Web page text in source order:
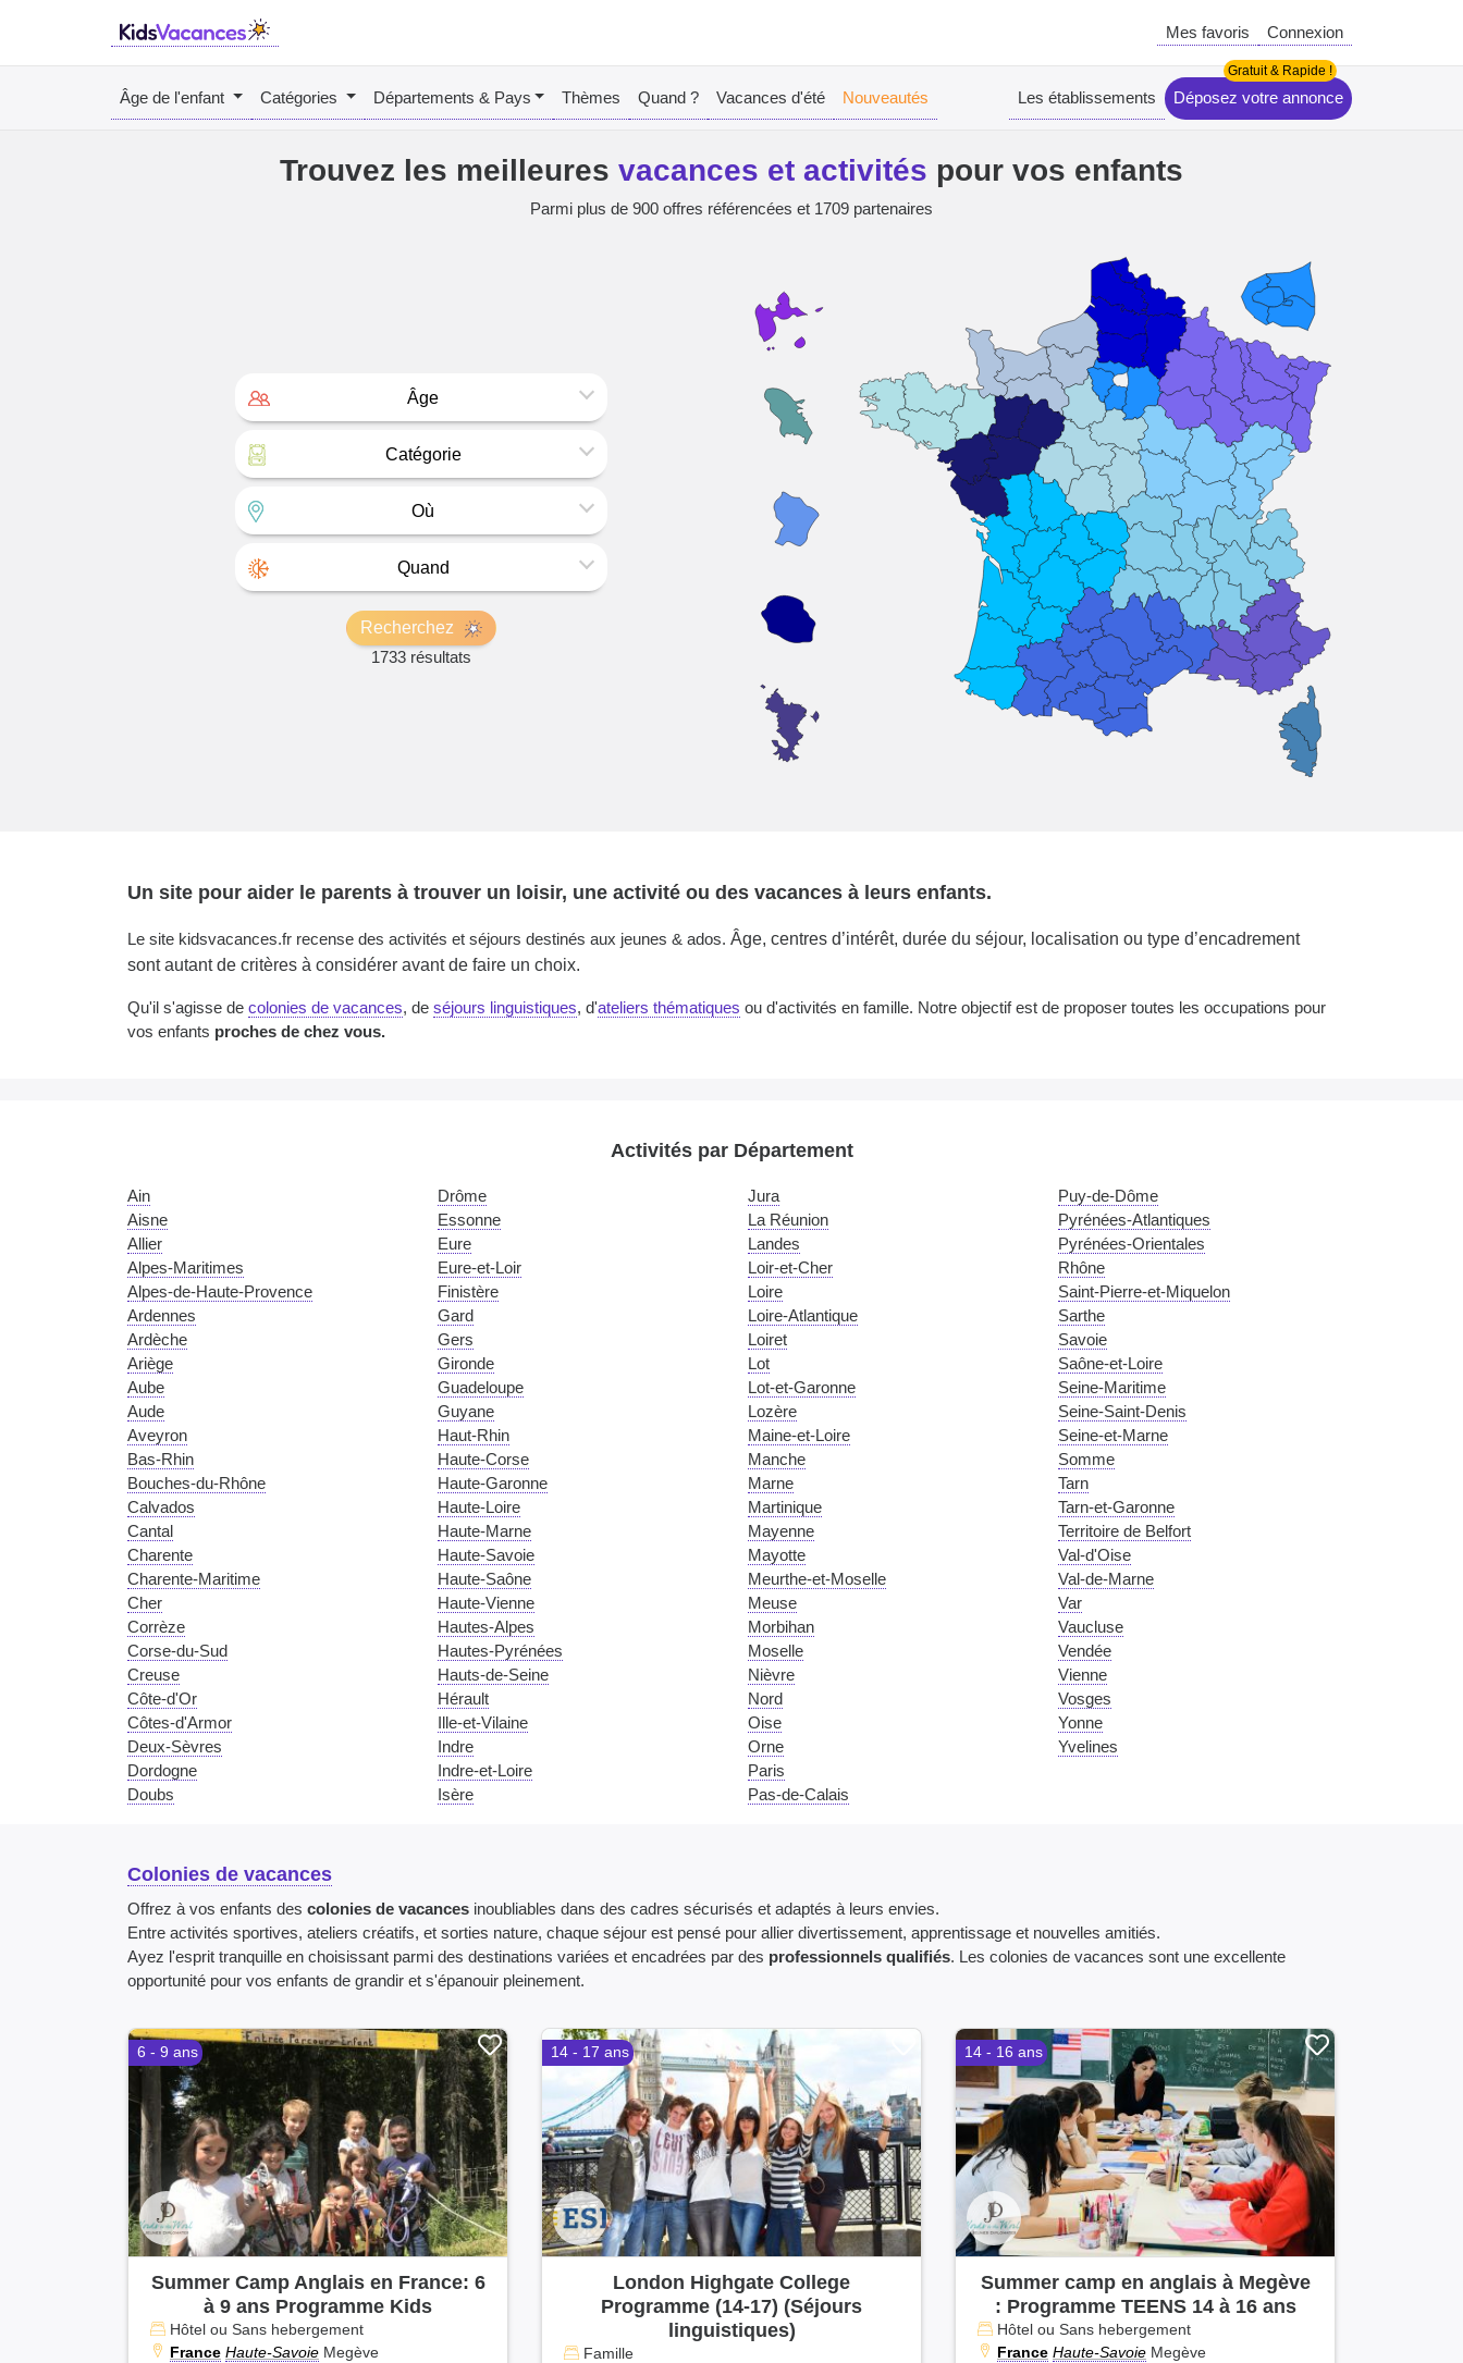
Mes favoris Connexion
Âge de l'enfant Catégories Départements & Pays Thèmes Quand ? Vacances d'été Nouveautés Les établissements Déposez votre annonce
Trouvez les meilleures vacances et activités pour vos enfants
Parmi plus de 900 offres référencées et 1709 partenaires
Âge
Catégorie
Où
Quand
Recherchez
1733 résultats
Un site pour aider le parents à trouver un loisir, une activité ou des vacances à leurs enfants.
Le site kidsvacances.fr recense des activités et séjours destinés aux jeunes & ados. Âge, centres d’intérêt, durée du séjour, localisation ou type d’encadrement
sont autant de critères à considérer avant de faire un choix.
Qu'il s'agisse de colonies de vacances, de séjours linguistiques, d'ateliers thématiques ou d'activités en famille. Notre objectif est de proposer toutes les occupations pour
vos enfants proches de chez vous.
Activités par Département
Ain
Aisne
Allier
Alpes-Maritimes
Alpes-de-Haute-Provence
Ardennes
Ardèche
Ariège
Aube
Aude
Aveyron
Bas-Rhin
Bouches-du-Rhône
Calvados
Cantal
Charente
Charente-Maritime
Cher
Corrèze
Corse-du-Sud
Creuse
Côte-d'Or
Côtes-d'Armor
Deux-Sèvres
Dordogne
Doubs
Drôme
Essonne
Eure
Eure-et-Loir
Finistère
Gard
Gers
Gironde
Guadeloupe
Guyane
Haut-Rhin
Haute-Corse
Haute-Garonne
Haute-Loire
Haute-Marne
Haute-Savoie
Haute-Saône
Haute-Vienne
Hautes-Alpes
Hautes-Pyrénées
Hauts-de-Seine
Hérault
Ille-et-Vilaine
Indre
Indre-et-Loire
Isère
Jura
La Réunion
Landes
Loir-et-Cher
Loire
Loire-Atlantique
Loiret
Lot
Lot-et-Garonne
Lozère
Maine-et-Loire
Manche
Marne
Martinique
Mayenne
Mayotte
Meurthe-et-Moselle
Meuse
Morbihan
Moselle
Nièvre
Nord
Oise
Orne
Paris
Pas-de-Calais
Puy-de-Dôme
Pyrénées-Atlantiques
Pyrénées-Orientales
Rhône
Saint-Pierre-et-Miquelon
Sarthe
Savoie
Saône-et-Loire
Seine-Maritime
Seine-Saint-Denis
Seine-et-Marne
Somme
Tarn
Tarn-et-Garonne
Territoire de Belfort
Val-d'Oise
Val-de-Marne
Var
Vaucluse
Vendée
Vienne
Vosges
Yonne
Yvelines
Colonies de vacances
Offrez à vos enfants des colonies de vacances inoubliables dans des cadres sécurisés et adaptés à leurs envies.
Entre activités sportives, ateliers créatifs, et sorties nature, chaque séjour est pensé pour allier divertissement, apprentissage et nouvelles amitiés.
Ayez l'esprit tranquille en choisissant parmi des destinations variées et encadrées par des professionnels qualifiés. Les colonies de vacances sont une excellente
opportunité pour vos enfants de grandir et s'épanouir pleinement.
6 - 9 ans
Summer Camp Anglais en France: 6
à 9 ans Programme Kids
Hôtel ou Sans hebergement
France Haute-Savoie Megève
14 - 17 ans
London Highgate College
Programme (14-17) (Séjours
linguistiques)
Famille
14 - 16 ans
Summer camp en anglais à Megève
: Programme TEENS 14 à 16 ans
Hôtel ou Sans hebergement
France Haute-Savoie Megève